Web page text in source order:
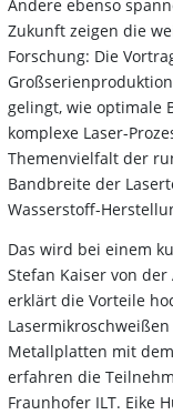
Andere ebenso
Zukunft zeigen die
Forschung: Die
gelingt, wie optimale
komplexe Laser-
Themenvielfalt der
Bandbreite der
Wasserstoff-
Das wird bei einem
Stefan Kaiser von der
erklärt die Vorteile
Metallplatten mit
erfahren die
Fraunhofer ILT. Eike